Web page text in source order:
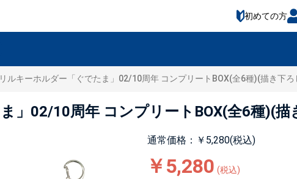
初めての方
ルキーホルダー「ぐでたま」02/10周年 コンプリートBOX(全6種)(描き下ろ
」02/10周年 コンプリートBOX(全6種)(
通常価格：￥5,280(税込)
￥5,280 (税込)